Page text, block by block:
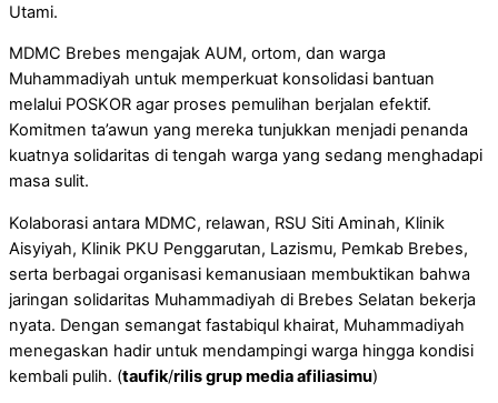
Utami.
MDMC Brebes mengajak AUM, ortom, dan warga
Muhammadiyah untuk memperkuat konsolidasi bantuan
melalui POSKOR agar proses pemulihan berjalan efektif.
Komitmen ta’awun yang mereka tunjukkan menjadi penanda
kuatnya solidaritas di tengah warga yang sedang menghadapi
masa sulit.
Kolaborasi antara MDMC, relawan, RSU Siti Aminah, Klinik
Aisyiyah, Klinik PKU Penggarutan, Lazismu, Pemkab Brebes,
serta berbagai organisasi kemanusiaan membuktikan bahwa
jaringan solidaritas Muhammadiyah di Brebes Selatan bekerja
nyata. Dengan semangat fastabiqul khairat, Muhammadiyah
menegaskan hadir untuk mendampingi warga hingga kondisi
kembali pulih. (taufik/rilis grup media afiliasimu)